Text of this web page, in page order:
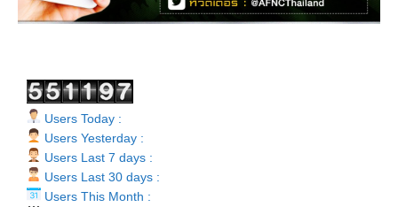
Users Today :
Users Yesterday :
Users Last 7 days :
Users Last 30 days :
Users This Month :